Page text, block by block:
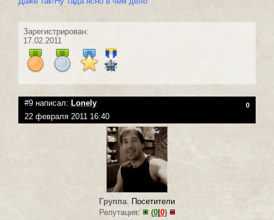
Зарегистрирован:
17.02.2011
#9 написал: Lonely 0
22 февраля 2011 16:40
Группа: Посетители
Репутация:
(0| 0)